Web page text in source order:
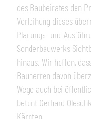
des Baubeirates den
Verleihung dieses
Planungs- und
Sonderbauwerks
hinaus. Wir hoffen,
Bauherren davon
Wege auch bei
betont Gerhard
Kärnten.